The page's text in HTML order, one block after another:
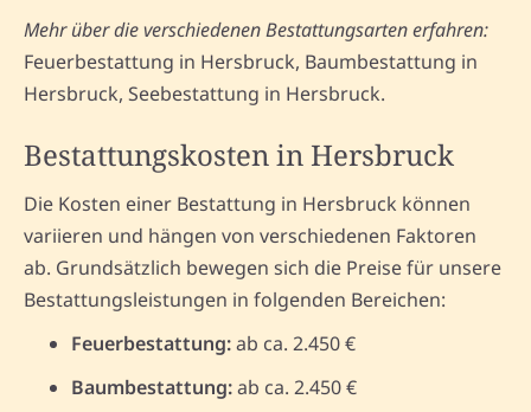
Mehr über die verschiedenen Bestattungsarten erfahren:
Feuerbestattung in Hersbruck, Baumbestattung in
Hersbruck, Seebestattung in Hersbruck.
Bestattungskosten in Hersbruck
Die Kosten einer Bestattung in Hersbruck können
variieren und hängen von verschiedenen Faktoren
ab. Grundsätzlich bewegen sich die Preise für unsere
Bestattungsleistungen in folgenden Bereichen:
Feuerbestattung:ab ca. 2.450 €
Baumbestattung:ab ca. 2.450 €